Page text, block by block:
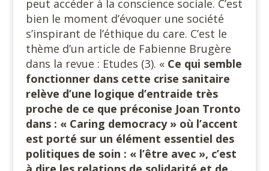
peut accéder à la conscience sociale. C’est
bien le moment d’évoquer une société
s’inspirant de l’éthique du care. C’est le
thème d’un article de Fabienne Brugère
dans la revue : Etudes (3). « Ce qui semble
fonctionner dans cette crise sanitaire
relève d’une logique d’entraide très
proche de ce que préconise Joan Tronto
dans : « Caring democracy » où l’accent
est porté sur un élément essentiel des
politiques de soin : « l’être avec », c’est